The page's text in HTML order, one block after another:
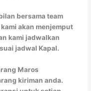
bersama team
akan menjemput
kami jadwalkan
jadwal Kapal.
Maros
kiriman anda.